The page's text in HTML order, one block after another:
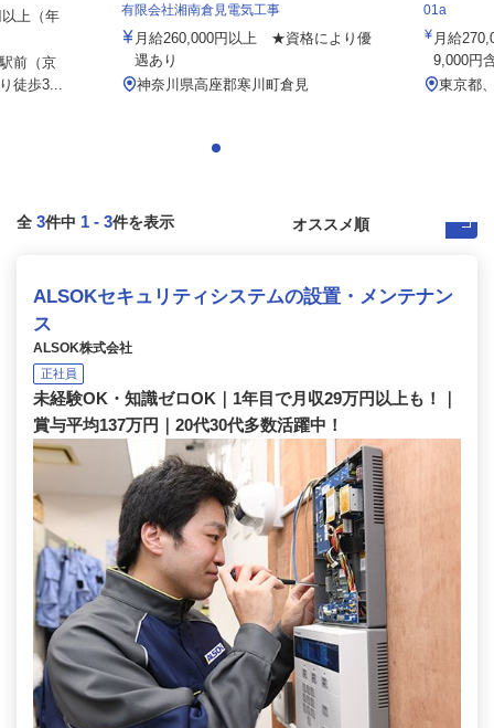
上（年
前（京
徒歩3...
有限会社湘南倉見電気工事
月給260,000円以上 ★資格により優
遇あり
神奈川県高座郡寒川町倉見
01a
月給
9,000円
東京都
全 3件中 1 - 3件を表示
ALSOKセキュリティシステムの設置・メンテナン
ス
ALSOK株式会社
正社員
未経験OK・知識ゼロOK｜1年目で月収29万円以上も！｜
賞与平均137万円｜20代30代多数活躍中！